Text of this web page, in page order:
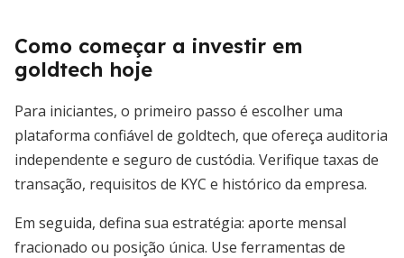
Como começar a investir em
goldtech hoje
Para iniciantes, o primeiro passo é escolher uma
plataforma confiável de goldtech, que ofereça auditoria
independente e seguro de custódia. Verifique taxas de
transação, requisitos de KYC e histórico da empresa.
Em seguida, defina sua estratégia: aporte mensal
fracionado ou posição única. Use ferramentas de